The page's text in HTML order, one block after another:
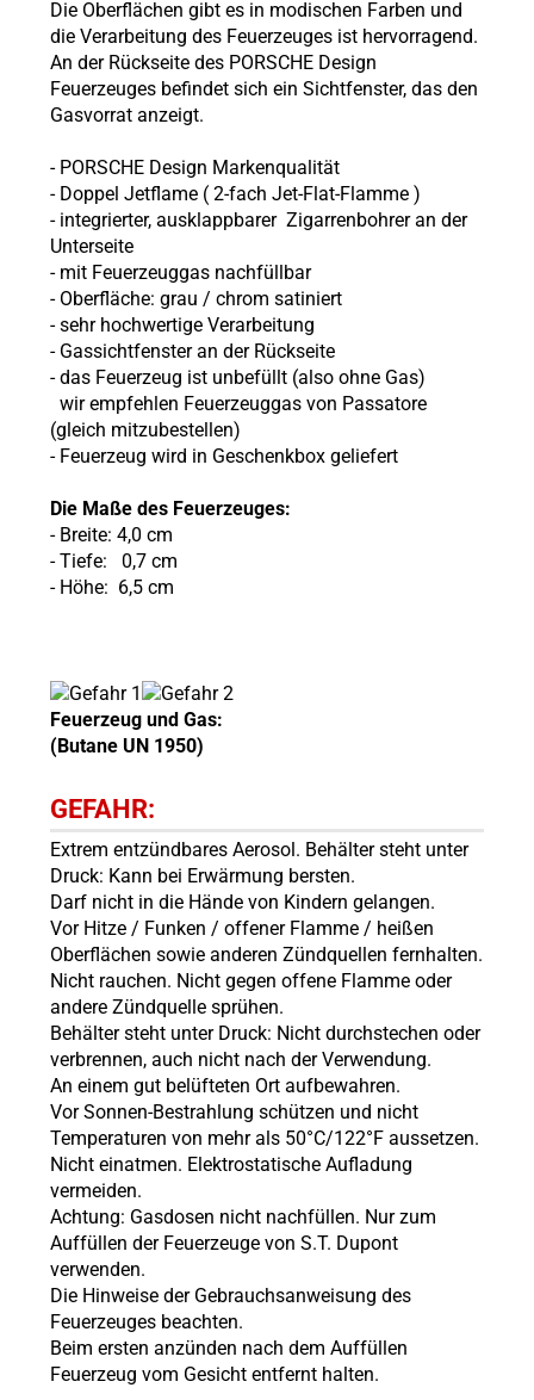
Die Oberflächen gibt es in modischen Farben und
die Verarbeitung des Feuerzeuges ist hervorragend.
An der Rückseite des PORSCHE Design
Feuerzeuges befindet sich ein Sichtfenster, das den
Gasvorrat anzeigt.
- PORSCHE Design Markenqualität
- Doppel Jetflame (2-fach Jet-Flat-Flamme )
- integrierter, ausklappbarer Zigarrenbohrer an der
Unterseite
- mit Feuerzeuggas nachfüllbar
- Oberfläche: grau / chrom satiniert
- sehr hochwertige Verarbeitung
- Gassichtfenster an der Rückseite
- das Feuerzeug ist unbefüllt (also ohne Gas)
wir empfehlen Feuerzeuggas von Passatore
(gleich mitzubestellen)
- Feuerzeug wird in Geschenkbox geliefert
Die Maße des Feuerzeuges:
- Breite: 4,0 cm
- Tiefe: 0,7 cm
- Höhe: 6,5 cm
Feuerzeug und Gas:
(Butane UN 1950)
GEFAHR:
Extrem entzündbares Aerosol. Behälter steht unter
Druck: Kann bei Erwärmung bersten.
Darf nicht in die Hände von Kindern gelangen.
Vor Hitze / Funken / offener Flamme / heißen
Oberflächen sowie anderen Zündquellen fernhalten.
Nicht rauchen. Nicht gegen offene Flamme oder
andere Zündquelle sprühen.
Behälter steht unter Druck: Nicht durchstechen oder
verbrennen, auch nicht nach der Verwendung.
An einem gut belüfteten Ort aufbewahren.
Vor Sonnen-Bestrahlung schützen und nicht
Temperaturen von mehr als 50°C/122°F aussetzen.
Nicht einatmen. Elektrostatische Aufladung
vermeiden.
Achtung: Gasdosen nicht nachfüllen. Nur zum
Auffüllen der Feuerzeuge von S.T. Dupont
verwenden.
Die Hinweise der Gebrauchsanweisung des
Feuerzeuges beachten.
Beim ersten anzünden nach dem Auffüllen
Feuerzeug vom Gesicht entfernt halten.